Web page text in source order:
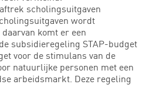
scholingsuitgaven
wordt
komt er een
subsidieregeling STAP-budget
voor de stimulans van de
natuurlijke personen met een
arbeidsmarkt. Deze regeling